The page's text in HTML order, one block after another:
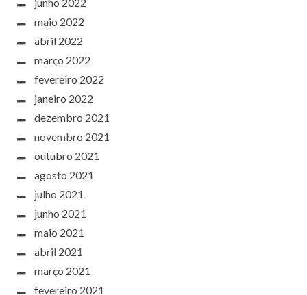
maio 2022
abril 2022
março 2022
fevereiro 2022
janeiro 2022
dezembro 2021
novembro 2021
outubro 2021
agosto 2021
julho 2021
junho 2021
maio 2021
abril 2021
março 2021
fevereiro 2021